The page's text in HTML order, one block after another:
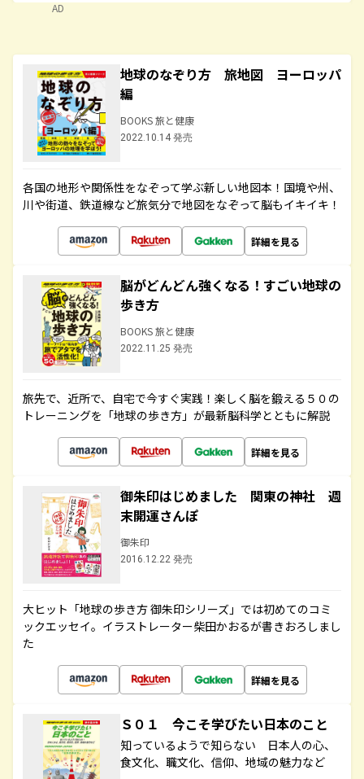
AD
地球のなぞり方 旅地図 ヨーロッパ
編
BOOKS 旅と健康
2022.10.14 発売
各国の地形や関係性をなぞって学ぶ新しい地図本！国境や州、
川や街道、鉄道線など旅気分で地図をなぞって脳もイキイキ！
詳細を見る
脳がどんどん強くなる！すごい地球の
歩き方
BOOKS 旅と健康
2022.11.25 発売
旅先で、近所で、自宅で今すぐ実践！楽しく脳を鍛える５０の
トレーニングを「地球の歩き方」が最新脳科学とともに解説
詳細を見る
御朱印はじめました 関東の神社 週
末開運さんぽ
御朱印
2016.12.22 発売
大ヒット「地球の歩き方 御朱印シリーズ」では初めてのコミ
ックエッセイ。イラストレーター柴田かおるが書きおろしまし
た
詳細を見る
Ｓ０１ 今こそ学びたい日本のこと
知っているようで知らない 日本人の心、
食文化、職文化、信仰、地域の魅力など